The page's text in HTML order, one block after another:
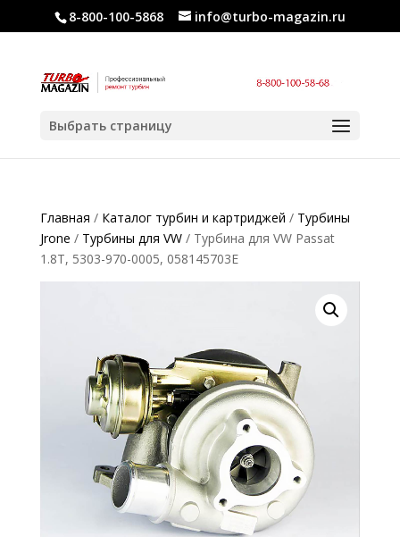
8-800-100-5868 info@turbo-magazin.ru
Выбрать страницу
Главная / Каталог турбин и картриджей / Турбины
Jrone / Турбины для VW/ Турбина для VW Passat
1.8T, 5303-970-0005, 058145703E